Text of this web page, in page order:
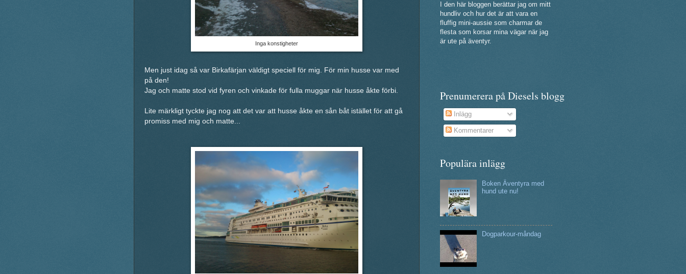
Inga konstigheter
Men just idag så var Birkafärjan väldigt speciell för mig. För min husse var med
på den!
Jag och matte stod vid fyren och vinkade för fulla muggar när husse åkte förbi.
Lite märkligt tyckte jag nog att det var att husse åkte en sån båt istället för att gå
promiss med mig och matte...
I den här bloggen berättar jag om mitt
hundliv och hur det är att vara en
fluffig mini-aussie som charmar de
flesta som korsar mina vägar när jag
är ute på äventyr.
Prenumerera på Diesels blogg
Inlägg
Kommentarer
Populära inlägg
Boken Äventyra med
hund ute nu!
Dogparkour-måndag